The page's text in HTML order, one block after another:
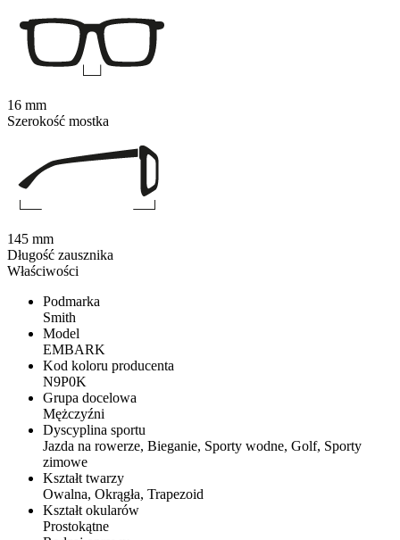
Właściwości
Podmarka
Smith
Model
EMBARK
Kod koloru producenta
N9P0K
Grupa docelowa
Mężczyźni
Dyscyplina sportu
Jazda na rowerze, Bieganie, Sporty wodne, Golf, Sporty
zimowe
Kształt twarzy
Owalna, Okrągła, Trapezoid
Kształt okularów
Prostokątne
16 mm
Szerokość mostka
145 mm
Długość zausznika